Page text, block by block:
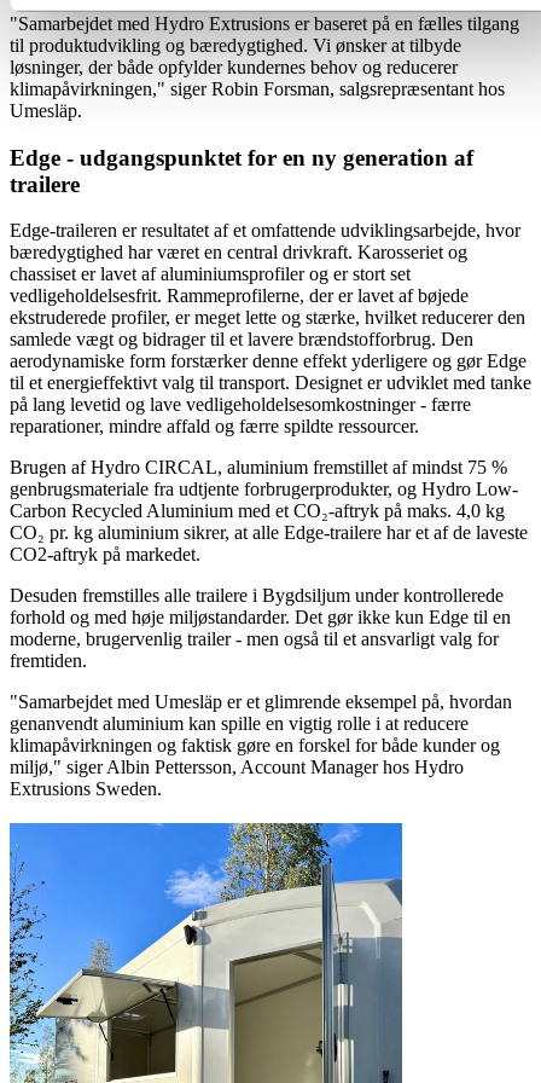
"Samarbejdet med Hydro Extrusions er baseret på en fælles tilgang
til produktudvikling og bæredygtighed. Vi ønsker at tilbyde
løsninger, der både opfylder kundernes behov og reducerer
klimapåvirkningen," siger Robin Forsman, salgsrepræsentant hos
Umesläp.
Edge - udgangspunktet for en ny generation af
trailere
Edge-traileren er resultatet af et omfattende udviklingsarbejde, hvor
bæredygtighed har været en central drivkraft. Karosseriet og
chassiset er lavet af aluminiumsprofiler og er stort set
vedligeholdelsesfrit. Rammeprofilerne, der er lavet af bøjede
ekstruderede profiler, er meget lette og stærke, hvilket reducerer den
samlede vægt og bidrager til et lavere brændstofforbrug. Den
aerodynamiske form forstærker denne effekt yderligere og gør Edge
til et energieffektivt valg til transport. Designet er udviklet med tanke
på lang levetid og lave vedligeholdelsesomkostninger - færre
reparationer, mindre affald og færre spildte ressourcer.
Brugen af Hydro CIRCAL, aluminium fremstillet af mindst 75 %
genbrugsmateriale fra udtjente forbrugerprodukter, og Hydro Low-
Carbon Recycled Aluminium med et CO₂-aftryk på maks. 4,0 kg
CO₂ pr. kg aluminium sikrer, at alle Edge-trailere har et af de laveste
CO2-aftryk på markedet.
Desuden fremstilles alle trailere i Bygdsiljum under kontrollerede
forhold og med høje miljøstandarder. Det gør ikke kun Edge til en
moderne, brugervenlig trailer - men også til et ansvarligt valg for
fremtiden.
"Samarbejdet med Umesläp er et glimrende eksempel på, hvordan
genanvendt aluminium kan spille en vigtig rolle i at reducere
klimapåvirkningen og faktisk gøre en forskel for både kunder og
miljø," siger Albin Pettersson, Account Manager hos Hydro
Extrusions Sweden.